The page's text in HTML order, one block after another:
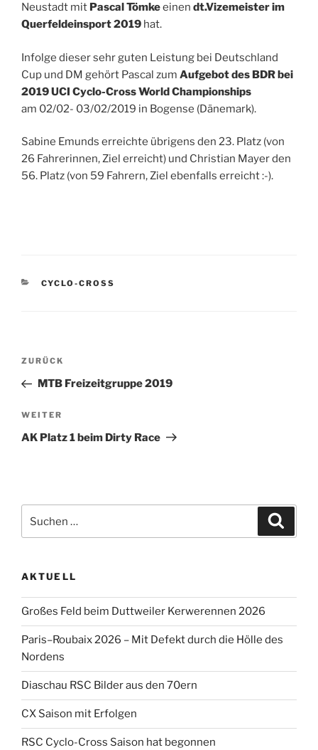
Neustadt mit Pascal Tömkeeinen dt.Vizemeister im
Querfeldeinsport 2019 hat.
Infolge dieser sehr guten Leistung bei Deutschland
Cup und DM gehört Pascal zum Aufgebot des BDR bei
2019 UCI Cyclo-Cross World Championships
am 02/02- 03/02/2019 in Bogense (Dänemark).
Sabine Emunds erreichte übrigens den 23. Platz (von
26 Fahrerinnen, Ziel erreicht) und Christian Mayer den
56. Platz (von 59 Fahrern, Ziel ebenfalls erreicht :-).
KATEGORIEN
CYCLO-CROSS
Beitragsnavigation
Vorheriger
Beitrag
ZURÜCK
MTB Freizeitgruppe 2019
Nächster
Beitrag
WEITER
AK Platz 1 beim Dirty Race
nach:
AKTUELL
Großes Feld beim Duttweiler Kerwerennen 2026
Paris–Roubaix 2026 – Mit Defekt durch die Hölle des
Nordens
Diaschau RSC Bilder aus den 70ern
CX Saison mit Erfolgen
RSC Cyclo-Cross Saison hat begonnen